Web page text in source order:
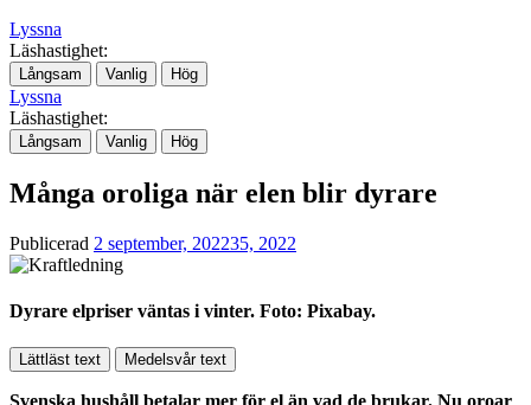
Lyssna
Läshastighet:
Långsam Vanlig Hög
Lyssna
Läshastighet:
Långsam Vanlig Hög
Många oroliga när elen blir dyrare
Publicerad 2 september, 202235, 2022
Dyrare elpriser väntas i vinter. Foto: Pixabay.
Lättläst text Medelsvår text